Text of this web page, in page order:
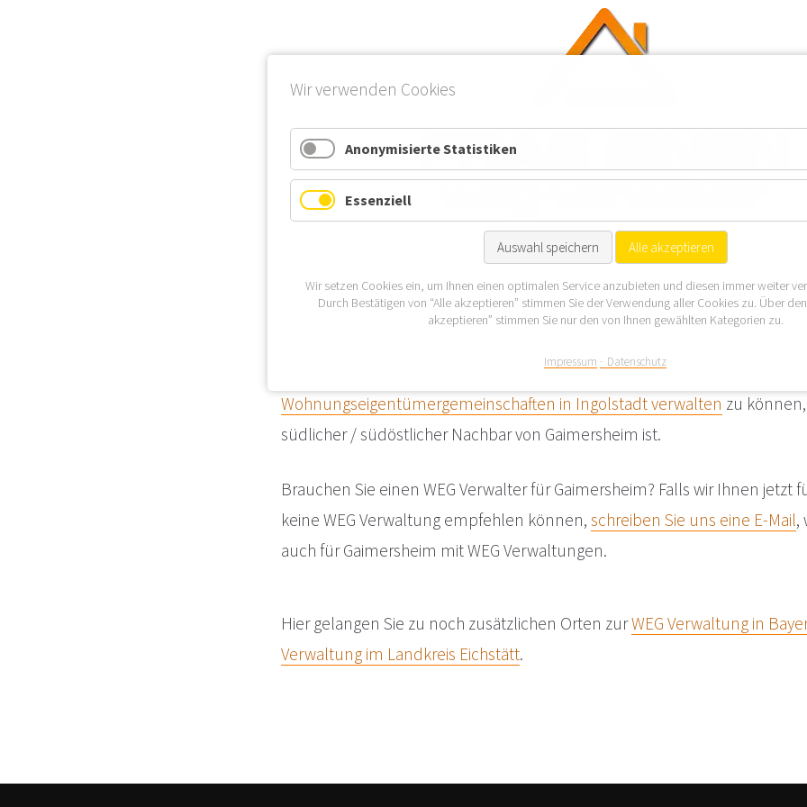
Mit etwa 12.000 Einwohnern ist Gaimersheim im Blickpunkt der WEG
Marktgemeinde liegt am Südrand des Landkreises Eichstätt und eine dort
Auswahl, um Immobilien in Gaimersheim zu verwalten. Dazu aber auch
Wohnungseigentümergemeinschaften in Ingolstadt verwalten zu
südlicher / südöstlicher Nachbar von Gaimersheim ist.
Brauchen Sie einen WEG Verwalter für Gaimersheim? Falls wir Ihnen jetzt
keine WEG Verwaltung empfehlen können, schreiben Sie uns eine E-Mail,
auch für Gaimersheim mit WEG Verwaltungen.
Hier gelangen Sie zu noch zusätzlichen Orten zurWEG Verwaltung in
Verwaltung im Landkreis Eichstätt.
Wir verwenden Cookies
Anonymisierte Statistiken
Essenziell
Auswahl speichern Alle akzeptieren
Wir setzen Cookies ein, um Ihnen einen optimalen Service anzubieten und diesen immer weiter
Durch Bestätigen von “Alle akzeptieren” stimmen Sie der Verwendung aller Cookies zu. Über
akzeptieren” stimmen Sie nur den von Ihnen gewählten Kategorien zu.
Impressum Datenschutz